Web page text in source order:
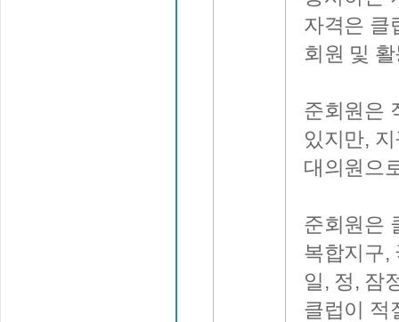
자격은 클
회원 및
준회원은
있지만,
대의원으
준회원은
복합지구,
일, 정, 잠
클럽이 적